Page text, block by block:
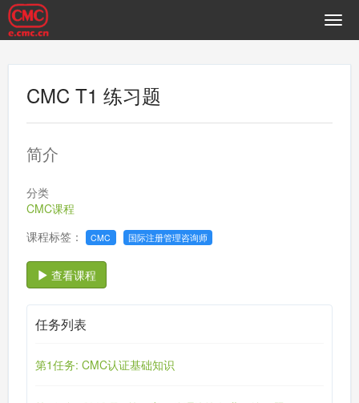
CMC T1 练习题
简介
分类
CMC课程
课程标签：
CMC 国际注册管理咨询师
查看课程
任务列表
第1任务: CMC认证基础知识